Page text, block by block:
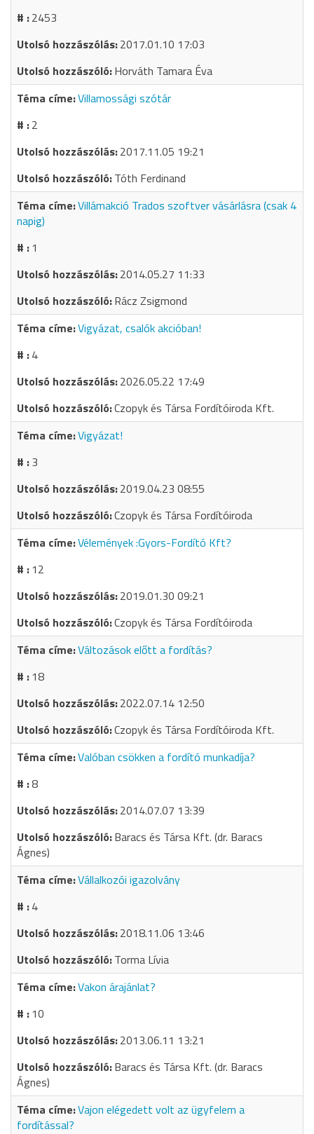
2453
2017.01.10 17:03
Horváth Tamara Éva
Villamossági szótár
2
2017.11.05 19:21
Tóth Ferdinand
Villámakció Trados szoftver vásárlásra (csak 4
napig)
1
2014.05.27 11:33
Rácz Zsigmond
Vigyázat, csalók akcióban!
4
2026.05.22 17:49
Czopyk és Társa Fordítóiroda Kft.
Vigyázat!
3
2019.04.23 08:55
Czopyk és Társa Fordítóiroda
Vélemények :Gyors-Fordító Kft?
12
2019.01.30 09:21
Czopyk és Társa Fordítóiroda
Változások előtt a fordítás?
18
2022.07.14 12:50
Czopyk és Társa Fordítóiroda Kft.
Valóban csökken a fordító munkadíja?
8
2014.07.07 13:39
Baracs és Társa Kft. (dr. Baracs
Ágnes)
Vállalkozói igazolvány
4
2018.11.06 13:46
Torma Lívia
Vakon árajánlat?
10
2013.06.11 13:21
Baracs és Társa Kft. (dr. Baracs
Ágnes)
Vajon elégedett volt az ügyfelem a
fordítással?